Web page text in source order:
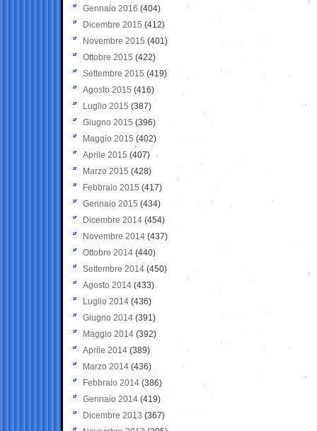
Gennaio 2016 (404)
Dicembre 2015 (412)
Novembre 2015 (401)
Ottobre 2015 (422)
Settembre 2015 (419)
Agosto 2015 (416)
Luglio 2015 (387)
Giugno 2015 (396)
Maggio 2015 (402)
Aprile 2015 (407)
Marzo 2015 (428)
Febbraio 2015 (417)
Gennaio 2015 (434)
Dicembre 2014 (454)
Novembre 2014 (437)
Ottobre 2014 (440)
Settembre 2014 (450)
Agosto 2014 (433)
Luglio 2014 (436)
Giugno 2014 (391)
Maggio 2014 (392)
Aprile 2014 (389)
Marzo 2014 (436)
Febbraio 2014 (386)
Gennaio 2014 (419)
Dicembre 2013 (367)